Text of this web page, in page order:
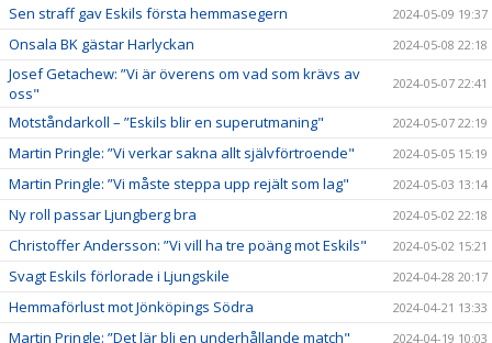
Sen straff gav Eskils första hemmasegern 2024-05-09 19:37
Onsala BK gästar Harlyckan 2024-05-08 22:18
Josef Getachew: ”Vi är överens om vad som krävs av
oss"
2024-05-07 22:41
Motståndarkoll – ”Eskils blir en superutmaning" 2024-05-07 22:19
Martin Pringle: ”Vi verkar sakna allt självförtroende" 2024-05-05 15:19
Martin Pringle: ”Vi måste steppa upp rejält som lag" 2024-05-03 13:14
Ny roll passar Ljungberg bra 2024-05-02 22:18
Christoffer Andersson: ”Vi vill ha tre poäng mot Eskils" 2024-05-02 15:21
Svagt Eskils förlorade i Ljungskile 2024-04-28 20:17
Hemmaförlust mot Jönköpings Södra 2024-04-21 13:33
Martin Pringle: ”Det lär bli en underhållande match" 2024-04-19 10:03